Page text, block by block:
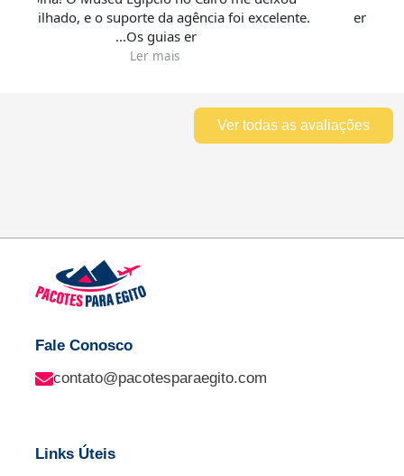
maravilhado, e o suporte da agência foi excelente.
Os guias er...
Ler mais
Ver todas as avaliações
Fale Conosco
contato@pacotesparaegito.com
Links Úteis